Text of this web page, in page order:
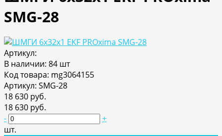
SMG-28
Артикул:
В наличии: 84 шт
Код товара: mg3064155
Артикул: SMG-28
18 630 руб.
18 630 руб.
-
+
шт.